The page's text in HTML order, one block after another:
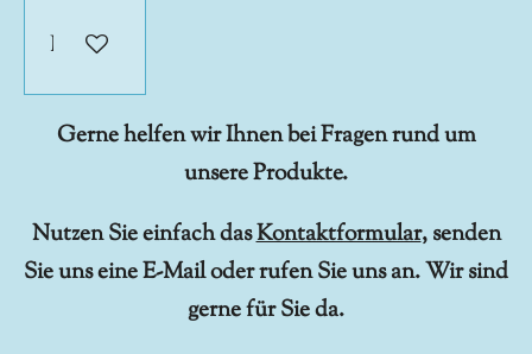
In den Warenkorb
Gerne helfen wir Ihnen bei Fragen rund um
unsere Produkte.
Nutzen Sie einfach dasKontaktformular, senden
Sie uns eine E-Mail oder rufen Sie uns an. Wir sind
gerne für Sie da.